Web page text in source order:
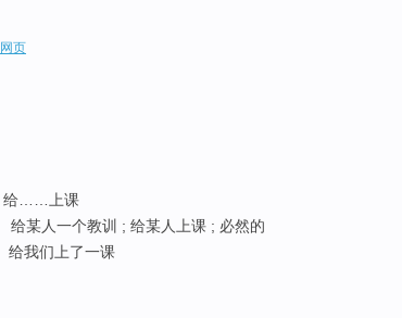
页
给……上课
给某人一个教训 ; 给某人上课 ; 必然的
给我们上了一课